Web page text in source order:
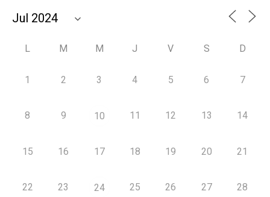
L M M J V S D
1 2 3 4 5 6 7
8 9 10 11 12 13 14
15 16 17 18 19 20 21
22 23 24 25 26 27 28